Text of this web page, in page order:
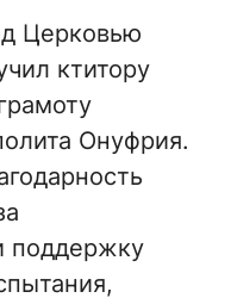
Церковью
ктитору
Онуфрия.
поддержку